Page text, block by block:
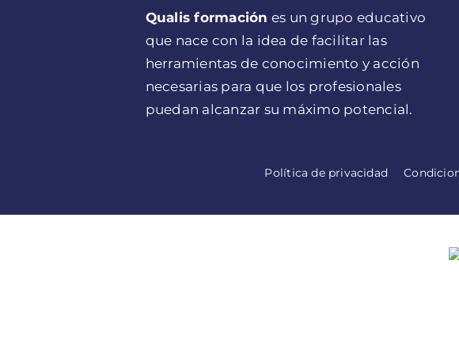
Qualis formación es un grupo educativo
que nace con la idea de facilitar las
herramientas de conocimiento y acción
necesarias para que los profesionales
puedan alcanzar su máximo potencial.
Política de privacidad